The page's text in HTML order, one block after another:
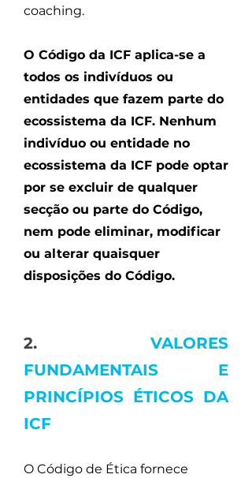
coaching.
O Código da ICF aplica-se a
todos os indivíduos ou
entidades que fazem parte do
ecossistema da ICF. Nenhum
indivíduo ou entidade no
ecossistema da ICF pode optar
por se excluir de qualquer
secção ou parte do Código,
nem pode eliminar, modificar
ou alterar quaisquer
disposições do Código.
2. VALORES
FUNDAMENTAIS E
PRINCÍPIOS ÉTICOS DA
ICF
O Código de Ética fornece